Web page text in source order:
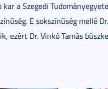
a Szegedi
E sokszínűség mellé
ezért Dr. Vinkó Tamás